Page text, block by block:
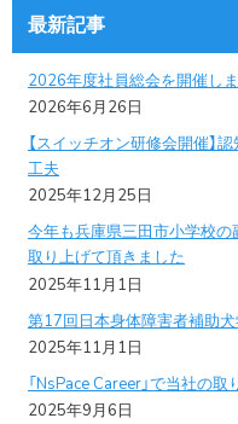
最新記事
2026年度社員総会を開催しま
2026年6月26日
【スイッチオン研修会開催】
工夫
2025年12月25日
今年も兵庫県三田市小学校の
取り上げて頂きました
2025年11月1日
第17回日本身体障害者補助犬
2025年11月1日
「NsPace Career」で当社の
2025年9月6日